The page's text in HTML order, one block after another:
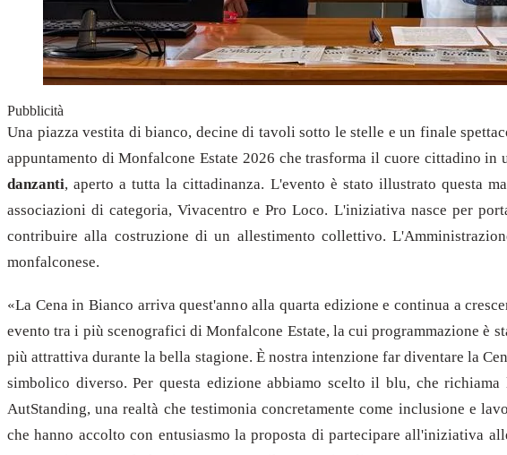
Pubblicità
Una piazza vestita di bianco, decine di tavoli sotto le stelle e un finale
appuntamento di Monfalcone Estate 2026 che trasforma il cuore cittadino
danzanti, aperto a tutta la cittadinanza. L'evento è stato illustrato questa
associazioni di categoria, Vivacentro e Pro Loco. L'iniziativa nasce per
contribuire alla costruzione di un allestimento collettivo.
monfalconese.
«La Cena in Bianco arriva quest'anno alla quarta edizione e continua a
evento tra i più scenografici di Monfalcone Estate, la cui programmazione è
più attrattiva durante la bella stagione. È nostra intenzione far diventare la
simbolico diverso. Per questa edizione abbiamo scelto il blu, che
AutStanding, una realtà che testimonia concretamente come inclusione e
che hanno accolto con entusiasmo la proposta di partecipare all'iniziativa